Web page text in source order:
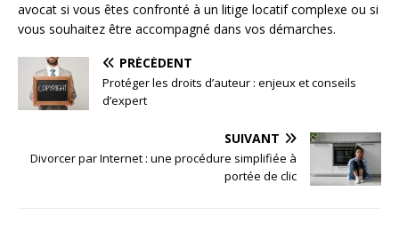
avocat si vous êtes confronté à un litige locatif complexe ou si
vous souhaitez être accompagné dans vos démarches.
PRÉCÉDENT
Protéger les droits d’auteur : enjeux et conseils
d’expert
SUIVANT
Divorcer par Internet : une procédure simplifiée à
portée de clic